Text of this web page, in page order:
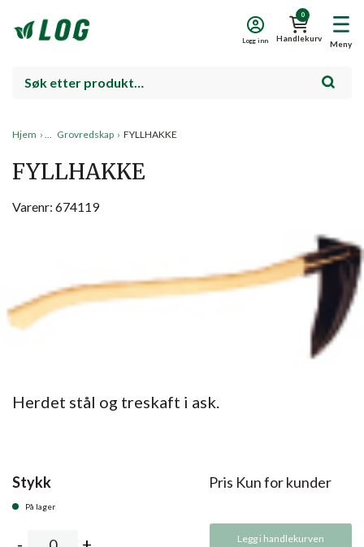
Meny
0
Handlekurv
Logg inn
Hjem › Grovredskap › FYLLHAKKE
FYLLHAKKE
Varenr: 674119
Herdet stål og treskaft i ask.
Stykk
På lager
Pris Kun for kunder
Legg i handlekurven